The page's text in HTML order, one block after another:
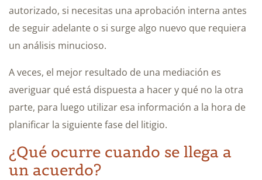
autorizado, si necesitas una aprobación interna antes
de seguir adelante o si surge algo nuevo que requiera
un análisis minucioso.
A veces, el mejor resultado de una mediación es
averiguar qué está dispuesta a hacer y qué no la otra
parte, para luego utilizar esa información a la hora de
planificar la siguiente fase del litigio.
¿Qué ocurre cuando se llega a
un acuerdo?